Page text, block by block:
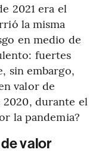
2021 era el
la misma
en medio de
fuertes
sin embargo,
valor de
2020, durante el
la pandemia?
valor